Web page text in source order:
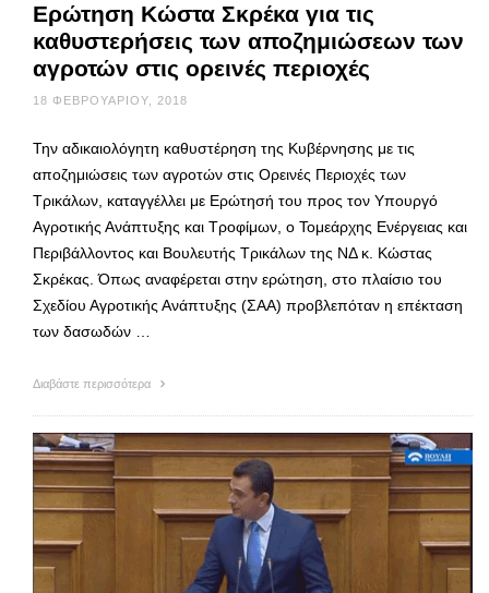
Ερώτηση Κώστα Σκρέκα για τις
καθυστερήσεις των αποζημιώσεων των
αγροτών στις ορεινές περιοχές
18 ΦΕΒΡΟΥΑΡΊΟΥ, 2018
Την αδικαιολόγητη καθυστέρηση της Κυβέρνησης με τις
αποζημιώσεις των αγροτών στις Ορεινές Περιοχές των
Τρικάλων, καταγγέλλει με Ερώτησή του προς τον Υπουργό
Αγροτικής Ανάπτυξης και Τροφίμων, ο Τομεάρχης Ενέργειας και
Περιβάλλοντος και Βουλευτής Τρικάλων της ΝΔ κ. Κώστας
Σκρέκας. Όπως αναφέρεται στην ερώτηση, στο πλαίσιο του
Σχεδίου Αγροτικής Ανάπτυξης (ΣΑΑ) προβλεπόταν η επέκταση
των δασωδών …
Διαβάστε περισσότερα